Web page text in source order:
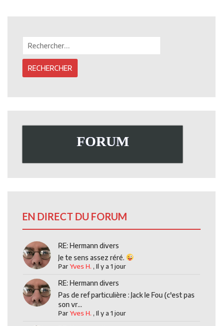
FORUM
EN DIRECT DU FORUM
RE: Hermann divers
Je te sens assez réré.
ParYves H. ,Il y a 1 jour
RE: Hermann divers
Pas de ref particulière : Jack le Fou (c'est pas
son vr...
ParYves H. ,Il y a 1 jour